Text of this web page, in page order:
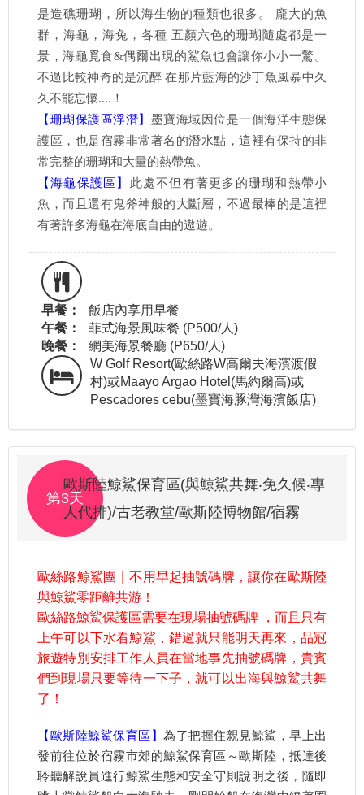
是造礁珊瑚，所以海生物的種類也很多。 龐大的魚
群，海龜，海兔，各種 五顏六色的珊瑚隨處都是一
景，海龜覓食&偶爾出現的鯊魚也會讓你小小一驚。
不過比較神奇的是沉醉 在那片藍海的沙丁魚風暴中久
久不能忘懷....！
【珊瑚保護區浮潛】 墨寶海域因位是一個海洋生態保
護區，也是宿霧非常著名的潛水點，這裡有保持的非
常完整的珊瑚和大量的熱帶魚。
【海龜保護區】 此處不但有著更多的珊瑚和熱帶小
魚，而且還有鬼斧神般的大斷層，不過最棒的是這裡
有著許多海龜在海底自由的遨遊。
早餐：
飯店內享用早餐
午餐：
菲式海景風味餐 (P500/人)
晚餐：
網美海景餐廳 (P650/人)
W Golf Resort(歐絲路W高爾夫海濱渡假
村)或Maayo Argao Hotel(馬約爾高)或
Pescadores cebu(墨寶海豚灣海濱飯店)
第3天
歐斯陸鯨鯊保育區(與鯨鯊共舞‧免久候‧專
人代排)/古老教堂/歐斯陸博物館/宿霧
歐絲路鯨鯊團｜不用早起抽號碼牌，讓你在歐斯陸
與鯨鯊零距離共游！
歐絲路鯨鯊保護區需要在現場抽號碼牌 ，而且只有
上午可以下水看鯨鯊，錯過就只能明天再來，品冠
旅遊特別安排工作人員在當地事先抽號碼牌，貴賓
們到現場只要等待一下子，就可以出海與鯨鯊共舞
了！
【歐斯陸鯨鯊保育區】 為了把握住親見鯨鯊，早上出
發前往位於宿霧市郊的鯨鯊保育區～歐斯陸，抵達後
聆聽解說員進行鯨鯊生態和安全守則說明之後，隨即